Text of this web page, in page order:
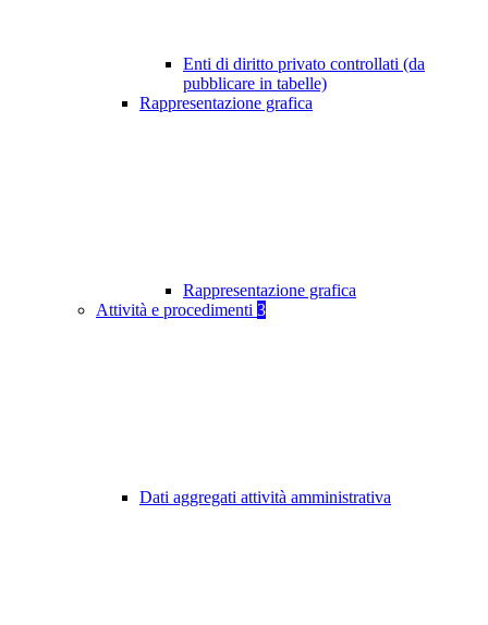
Enti di diritto privato controllati (da
pubblicare in tabelle)
Rappresentazione grafica
Rappresentazione grafica
Attività e procedimenti 3
Dati aggregati attività amministrativa